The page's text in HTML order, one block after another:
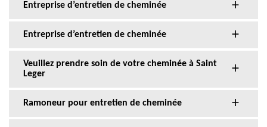
Entreprise d’entretien de cheminée
Entreprise d’entretien de cheminée
Veuillez prendre soin de votre cheminée à Saint
Leger
Ramoneur pour entretien de cheminée